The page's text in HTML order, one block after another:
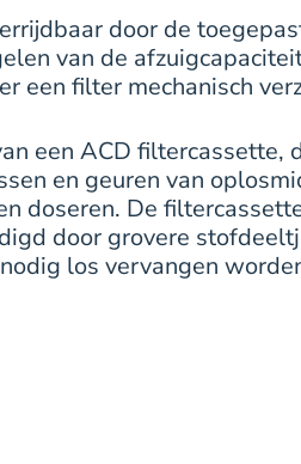
door de
van de
een filter mechanisch
een ACD
en geuren van
doseren. De
door grovere
los vervangen